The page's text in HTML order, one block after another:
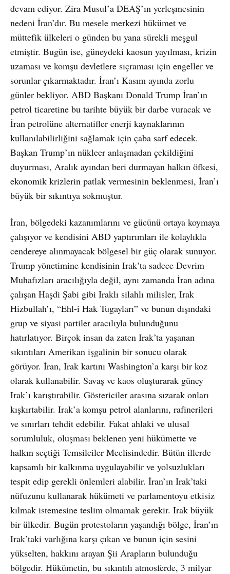
devam ediyor. Zira Musul’a DEAŞ’ın yerleşmesinin
nedeni İran’dır. Bu mesele merkezi hükümet ve
müttefik ülkeleri o günden bu yana sürekli meşgul
etmiştir. Bugün ise, güneydeki kaosun yayılması, krizin
uzaması ve komşu devletlere sıçraması için engeller ve
sorunlar çıkarmaktadır. İran’ı Kasım ayında zorlu
günler bekliyor. ABD Başkanı Donald Trump İran’ın
petrol ticaretine bu tarihte büyük bir darbe vuracak ve
İran petrolüne alternatifler enerji kaynaklarının
kullanılabilirliğini sağlamak için çaba sarf edecek.
Başkan Trump’ın nükleer anlaşmadan çekildiğini
duyurması, Aralık ayından beri durmayan halkın öfkesi,
ekonomik krizlerin patlak vermesinin beklenmesi, İran’ı
büyük bir sıkıntıya sokmuştur.
İran, bölgedeki kazanımlarını ve gücünü ortaya koymaya
çalışıyor ve kendisini ABD yaptırımları ile kolaylıkla
cendereye alınmayacak bölgesel bir güç olarak sunuyor.
Trump yönetimine kendisinin Irak’ta sadece Devrim
Muhafızları aracılığıyla değil, aynı zamanda İran adına
çalışan Haşdi Şabi gibi Iraklı silahlı milisler, Irak
Hizbullah’ı, “Ehl-i Hak Tugayları” ve bunun dışındaki
grup ve siyasi partiler aracılıyla bulunduğunu
hatırlatıyor. Birçok insan da zaten Irak’ta yaşanan
sıkıntıları Amerikan işgalinin bir sonucu olarak
görüyor. İran, Irak kartını Washington’a karşı bir koz
olarak kullanabilir. Savaş ve kaos oluşturarak güney
Irak’ı karıştırabilir. Göstericiler arasına sızarak onları
kışkırtabilir. Irak’a komşu petrol alanlarını, rafinerileri
ve sınırları tehdit edebilir. Fakat ahlaki ve ulusal
sorumluluk, oluşması beklenen yeni hükümette ve
halkın seçtiği Temsilciler Meclisindedir. Bütün illerde
kapsamlı bir kalkınma uygulayabilir ve yolsuzlukları
tespit edip gerekli önlemleri alabilir. İran’ın Irak’taki
nüfuzunu kullanarak hükümeti ve parlamentoyu etkisiz
kılmak istemesine teslim olmamak gerekir. Irak büyük
bir ülkedir. Bugün protestoların yaşandığı bölge, İran’ın
Irak’taki varlığına karşı çıkan ve bunun için sesini
yükselten, hakkını arayan Şii Arapların bulunduğu
bölgedir. Hükümetin, bu sıkıntılı atmosferde, 3 milyar